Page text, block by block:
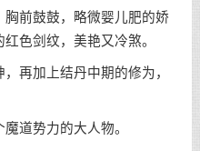
前鼓鼓，略微婴儿肥的娇
色剑纹，美艳又冷煞。
再加上结丹中期的修为，
道势力的大人物。